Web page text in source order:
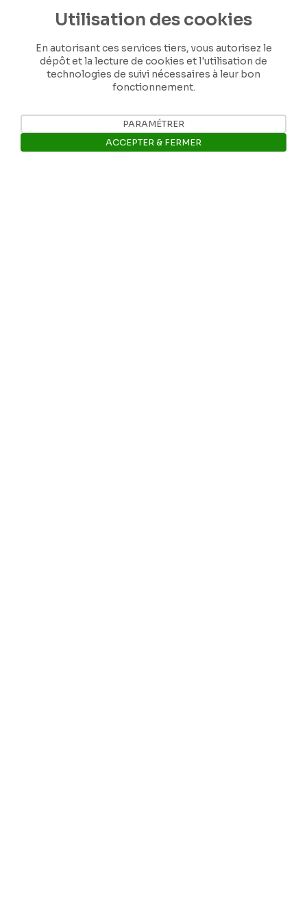
de Félicien Rops ! Partagez vos lettres,
documents et connaissances afin de
les générations futures.
Je contribue
Utilisation des cookies
En autorisant ces services tiers, vous autorisez le
dépôt et la lecture de cookies et l'utilisation de
technologies de suivi nécessaires à leur bon
fonctionnement.
PARAMÉTRER
ACCEPTER & FERMER